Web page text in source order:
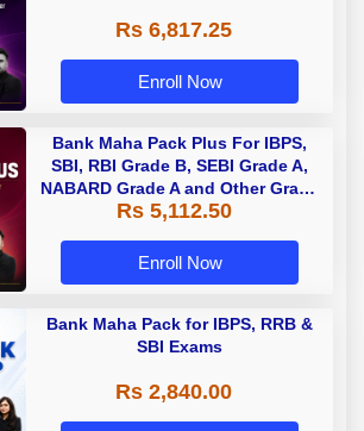
Rs 6,817.25
Enroll Now
Bank Maha Pack Plus For IBPS,
SBI, RBI Grade B, SEBI Grade A,
NABARD Grade A and Other Grade
A & Grade B Bank Exams
Rs 5,112.50
Enroll Now
Bank Maha Pack for IBPS, RRB &
SBI Exams
Rs 2,840.00